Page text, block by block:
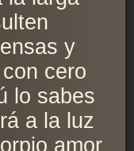
y
cero
lo sabes
a la luz
amor